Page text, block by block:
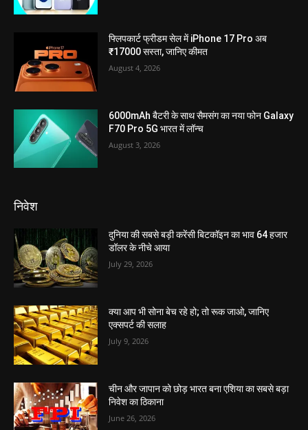
फ्लिपकार्ट फ्रीडम सेल में iPhone 17 Pro अब
₹17000 सस्ता, जानिए कीमत
August 4, 2026
6000mAh बैटरी के साथ सैमसंग का नया फोन Galaxy
F70 Pro 5G भारत में लॉन्च
August 3, 2026
निवेश
दुनिया की सबसे बड़ी करेंसी बिटकॉइन का भाव 64 हजार
डॉलर के नीचे आया
July 29, 2026
क्या आप भी सोना बेच रहे हो; तो रूक जाओ, जानिए
एक्सपर्ट की सलाह
July 9, 2026
चीन और जापान को छोड़ भारत बना एशिया का सबसे बड़ा
निवेश का ठिकाना
June 26, 2026